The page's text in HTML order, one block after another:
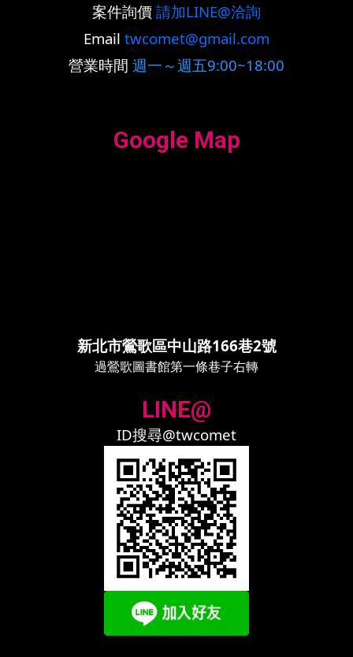
案件詢價 請加LINE@洽詢
Email twcomet@gmail.com
營業時間 週一～週五9:00~18:00
Google Map
新北市鶯歌區中山路166巷2號
過鶯歌圖書館第一條巷子右轉
LINE@
ID搜尋@twcomet